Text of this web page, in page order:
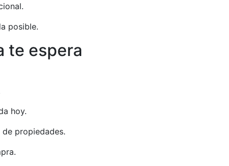
posible.
te espera
hoy.
propiedades.